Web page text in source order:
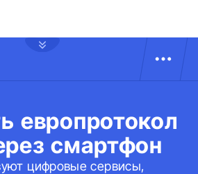
европротокол
смартфон
цифровые сервисы,